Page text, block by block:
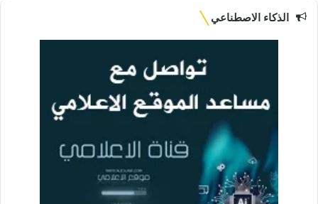
الذكاء الاصطناعي